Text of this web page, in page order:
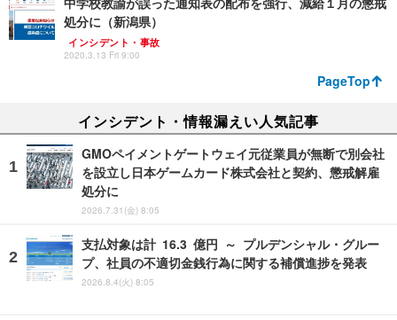
処分に（新潟県）
インシデント・事故
2020.3.13 Fri 9:00
PageTop
インシデント・情報漏えい人気記事
GMOペイメントゲートウェイ元従業員が無断で別会社
を設立し日本ゲームカード株式会社と契約、懲戒解雇
処分に
2026.7.31(金) 8:05
支払対象は計 16.3 億円 ～ プルデンシャル・グルー
プ、社員の不適切金銭行為に関する補償進捗を発表
2026.8.4(火) 8:05